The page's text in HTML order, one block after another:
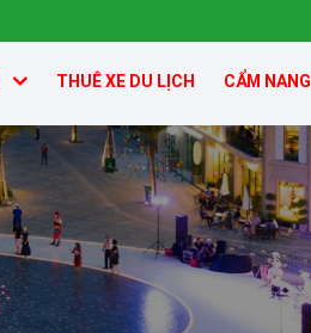
THUÊ XE DU LỊCH CẨM NANG